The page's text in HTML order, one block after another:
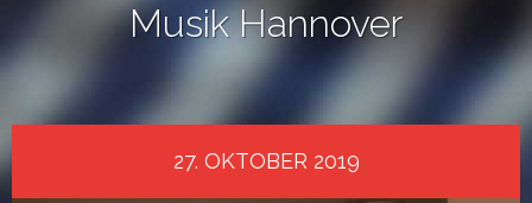
Musik Hannover
27. OKTOBER 2019